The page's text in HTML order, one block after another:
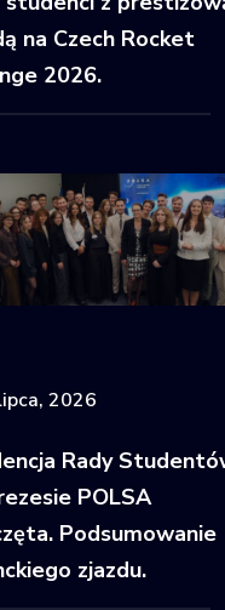
na Czech Rocket
2026.
2026
Rady
POLSA
Podsumowanie
zjazdu.